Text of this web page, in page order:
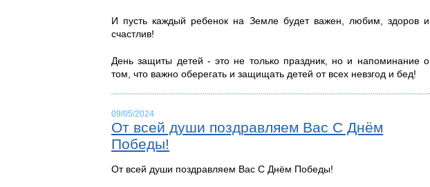
И пусть каждый ребенок на Земле будет важен, любим, здоров и
счастлив!
День защиты детей - это не только праздник, но и напоминание о
том, что важно оберегать и защищать детей от всех невзгод и бед!
09/05/2024
От всей души поздравляем Вас С Днём
Победы!
От всей души поздравляем Вас С Днём Победы!